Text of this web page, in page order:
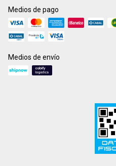
Medios de pago
Medios de envío